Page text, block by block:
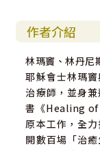
的靈性治癒。
本書明確地道出
督、傾聽基督
練方式和祈禱文
透過記憶治療
慮、恐懼、憤
在痛苦的記憶
作者介紹
林瑪竇、林丹
耶穌會士林瑪
治療師，並身
書《Healing of
原本工作，全
開數百場「治